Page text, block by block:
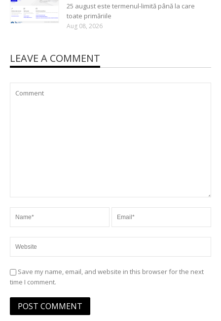
25 august este termenul-limită până la care
toate primăriile
Aug 08, 2026
LEAVE A COMMENT
Save my name, email, and website in this browser for the next
time I comment.